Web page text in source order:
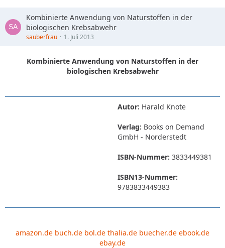
Kombinierte Anwendung von Naturstoffen in der
biologischen Krebsabwehr
sauberfrau 1. Juli 2013
Kombinierte Anwendung von Naturstoffen in der
biologischen Krebsabwehr
Autor: Harald Knote
Verlag: Books on Demand
GmbH - Norderstedt
ISBN-Nummer: 3833449381
ISBN13-Nummer:
9783833449383
amazon.de buch.de bol.de thalia.de buecher.de ebook.de
ebay.de